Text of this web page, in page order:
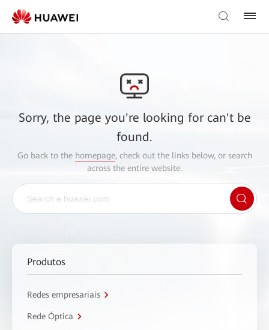
Sorry, the page you're looking for can't be
found.
Go back to the homepage, check out the links below, or search
across the entire website.
Produtos
Redes empresariais
Rede Óptica